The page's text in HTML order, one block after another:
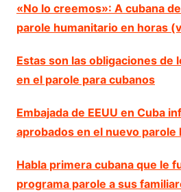
«No lo creemos»: A cubana
parole humanitario en horas
Estas son las obligaciones de
en el parole para cubanos
Embajada de EEUU en Cuba
aprobados en el nuevo parole
Habla primera cubana que le
programa parole a sus